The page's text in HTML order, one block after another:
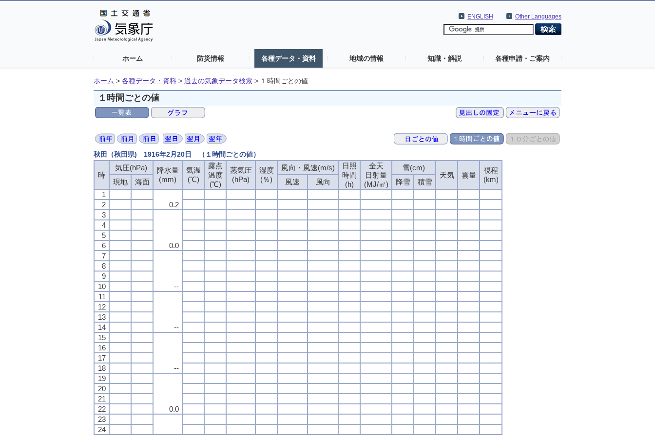
Other Languages
ENGLISH
ホーム 防災情報 各種データ・資料 地域の情報 知識・解説 各種申請・ご案内
ホーム > 各種データ・資料 > 過去の気象データ検索 > １時間ごとの値
１時間ごとの値
秋田（秋田県) 1916年2月20日 （１時間ごとの値）
時
気圧(hPa)
降水量
(mm)
気温
(℃)
露点
温度
(℃)
蒸気圧
(hPa)
湿度
(％)
風向・風速(m/s)
日照
時間
(h)
全天
日射量
(MJ/㎡)
雪(cm)
天気
雲量
視程
(km)
現地 海面 風速 風向 降雪
積雪
1
0.2
2
3
0.0
4
5
6
7
--
8
9
10
11
--
12
13
14
15
--
16
17
18
19
0.0
20
21
22
23
24